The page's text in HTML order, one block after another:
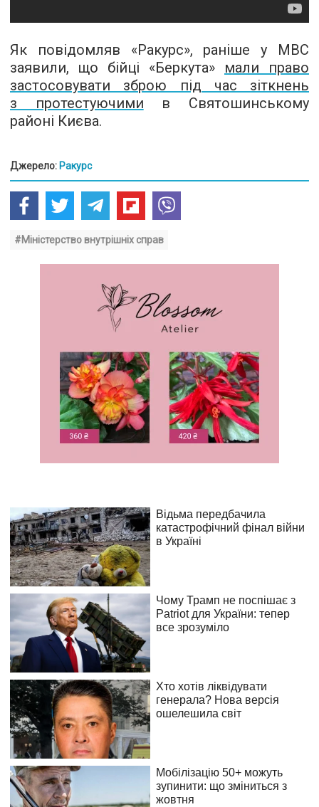
Як повідомляв «Ракурс», раніше у МВС
заявили, що бійці «Беркута» мали право
застосовувати зброю під час зіткнень
з протестуючими в Святошинському
районі Києва.
Джерело: Ракурс
#Міністерство внутрішніх справ